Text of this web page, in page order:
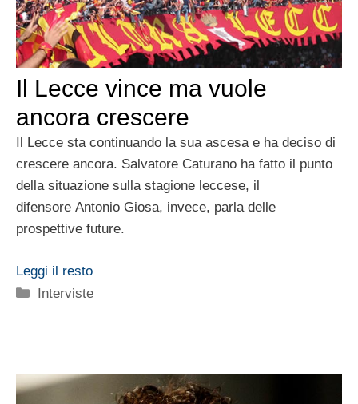
Il Lecce vince ma vuole
ancora crescere
Il Lecce sta continuando la sua ascesa e ha deciso di
crescere ancora. Salvatore Caturano ha fatto il punto
della situazione sulla stagione leccese, il
difensore Antonio Giosa, invece, parla delle
prospettive future.
Leggi il resto
Categorie
Interviste